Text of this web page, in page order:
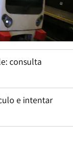
consulta
e intentar